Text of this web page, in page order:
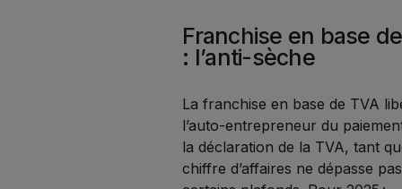
Franchise en base
: l’anti-sèche
La franchise en base de TVA
l’auto-entrepreneur du
la déclaration de la TVA, tant
chiffre d’affaires ne dépasse pas